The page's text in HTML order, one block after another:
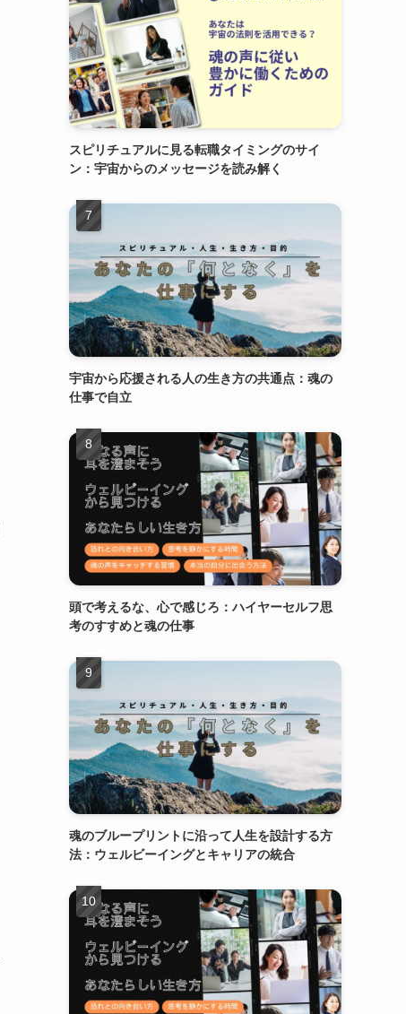
スピリチュアルに見る転職タイミングのサイ
ン：宇宙からのメッセージを読み解く
宇宙から応援される人の生き方の共通点：魂の
仕事で自立
頭で考えるな、心で感じろ：ハイヤーセルフ思
考のすすめと魂の仕事
魂のブループリントに沿って人生を設計する方
法：ウェルビーイングとキャリアの統合